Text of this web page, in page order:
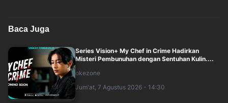
Baca Juga
Series Vision+ My Chef in Crime Hadirkan
Misteri Pembunuhan dengan Sentuhan Kulin....
okezone
Jum'at, 7 Agustus 2026 - 14:30